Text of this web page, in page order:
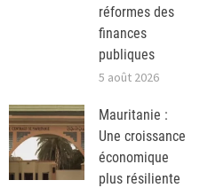
réformes des
finances
publiques
5 août 2026
Mauritanie :
Une croissance
économique
plus résiliente